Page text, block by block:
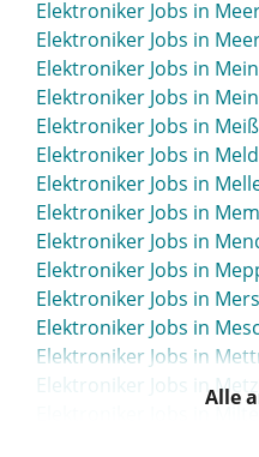
Elektroniker Jobs in
Elektroniker Jobs in
Elektroniker Jobs in
Elektroniker Jobs in
Elektroniker Jobs in
Elektroniker Jobs in
Elektroniker Jobs in
Elektroniker Jobs in
Elektroniker Jobs in
Elektroniker Jobs in
Elektroniker Jobs in
Elektroniker Jobs in
Elektroniker Jobs in
Elektroniker Jobs in
Elektroniker Jobs in
Elektroniker Jobs in
Elektroniker Jobs in
Elektroniker Jobs in
Elektroniker Jobs in
Elektroniker Jobs in
Elektroniker Jobs in
Elektroniker Jobs in
Elektroniker Jobs in
Elektroniker Jobs in
Elektroniker Jobs in
Elektroniker Jobs in
Elektroniker Jobs in
Elektroniker Jobs in
Elektroniker Jobs in
Alle